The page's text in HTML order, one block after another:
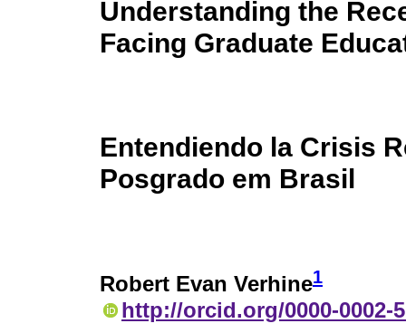
Understanding the
Facing Graduate
Entendiendo la Crisis
Posgrado em Brasil
Robert Evan Verhine1
http://orcid.org/0000-0002-